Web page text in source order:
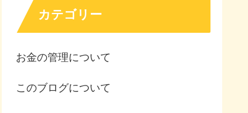
カテゴリー
お金の管理について
このブログについて